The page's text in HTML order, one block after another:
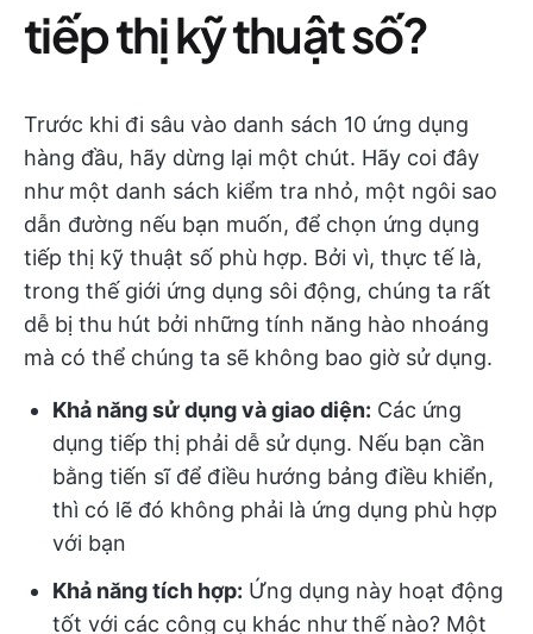
tiếp thị kỹ thuật số?
Trước khi đi sâu vào danh sách 10 ứng dụng
hàng đầu, hãy dừng lại một chút. Hãy coi đây
như một danh sách kiểm tra nhỏ, một ngôi sao
dẫn đường nếu bạn muốn, để chọn ứng dụng
tiếp thị kỹ thuật số phù hợp. Bởi vì, thực tế là,
trong thế giới ứng dụng sôi động, chúng ta rất
dễ bị thu hút bởi những tính năng hào nhoáng
mà có thể chúng ta sẽ không bao giờ sử dụng.
Khả năng sử dụng và giao diện: Các ứng
dụng tiếp thị phải dễ sử dụng. Nếu bạn cần
bằng tiến sĩ để điều hướng bảng điều khiển,
thì có lẽ đó không phải là ứng dụng phù hợp
với bạn
Khả năng tích hợp: Ứng dụng này hoạt động
tốt với các công cụ khác như thế nào? Một